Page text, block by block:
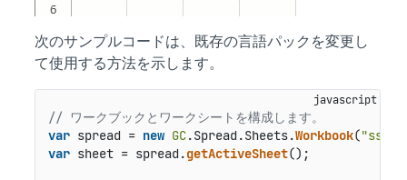
次のサンプルコードは、既存の言語パックを変更し
て使用する方法を示します。
// ワークブックとワークシートを構成します。
var spread = new GC.Spread.Sheets.Workbook("ss"
var sheet = spread.getActiveSheet();